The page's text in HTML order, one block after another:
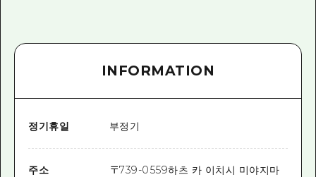
사진 다운로드
재해가 발생했을 때의 교통 정보
관광 안내 책자
INFORMATION
정기휴일 부정기
주소 〒739-0559하츠 카 이치시 미야지마